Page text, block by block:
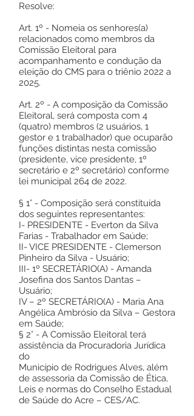
Resolve:
Art. 1º - Nomeia os senhores(a)
relacionados como membros da
Comissão Eleitoral para
acompanhamento e condução da
eleição do CMS para o triênio 2022 a
2025.
Art. 2º - A composição da Comissão
Eleitoral, será composta com 4
(quatro) membros (2 usuários, 1
gestor e 1 trabalhador) que ocuparão
funções distintas nesta comissão
(presidente, vice presidente, 1º
secretário e 2º secretário) conforme
lei municipal 264 de 2022.
§ 1° - Composição será constituída
dos seguintes representantes:
I- PRESIDENTE - Everton da Silva
Farias - Trabalhador em Saúde;
II- VICE PRESIDENTE - Clemerson
Pinheiro da Silva - Usuário;
III- 1º SECRETÁRIO(A) - Amanda
Josefina dos Santos Dantas –
Usuário;
IV – 2º SECRETÁRIO(A) - Maria Ana
Angélica Ambrósio da Silva – Gestora
em Saúde;
§ 2° - A Comissão Eleitoral terá
assistência da Procuradoria Jurídica
do
Município de Rodrigues Alves, além
de assessoria da Comissão de Ética,
Leis e normas do Conselho Estadual
de Saúde do Acre – CES/AC.